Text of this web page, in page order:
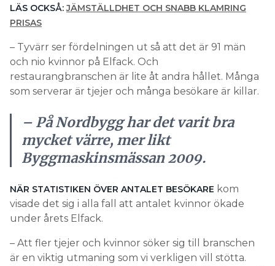
LÄS OCKSÅ:JÄMSTÄLLDHET OCH SNABB KLAMRING
PRISAS
– Tyvärr ser fördelningen ut så att det är 91 män
och nio kvinnor på Elfack. Och
restaurangbranschen är lite åt andra hållet. Många
som serverar är tjejer och många besökare är killar.
– På Nordbygg har det varit bra
mycket värre, mer likt
Byggmaskinsmässan 2009.
NÄR STATISTIKEN ÖVER ANTALET BESÖKARE kom
visade det sig i alla fall att antalet kvinnor ökade
under årets Elfack.
– Att fler tjejer och kvinnor söker sig till branschen
är en viktig utmaning som vi verkligen vill stötta.